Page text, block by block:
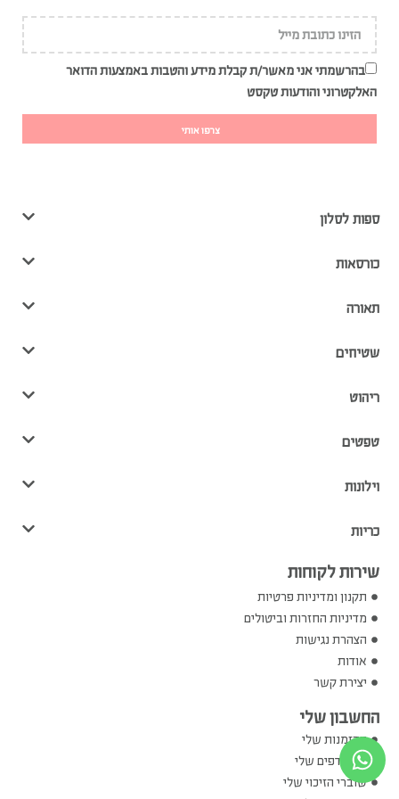
בהרשמתי אני מאשר/ת קבלת מידע והטבות באמצעות הדואר
האלקטרוני והודעות טקסט
צרפו אותי
ספות לסלון
כורסאות
תאורה
שטיחים
ריהוט
טפטים
וילונות
כריות
שירות לקוחות
תקנון ומדיניות פרטיות
מדיניות החזרות וביטולים
הצהרת נגישות
אודות
יצירת קשר
החשבון שלי
ההזמנות שלי
המועדפים שלי
שוברי הזיכוי שלי